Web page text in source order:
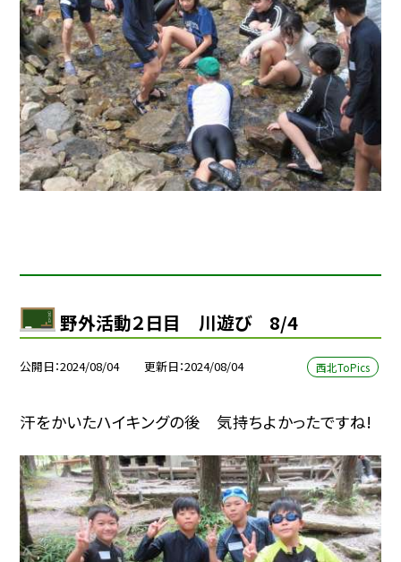
野外活動２日目 川遊び 8/4
公開日 2024/08/04 更新日 2024/08/04 西北ToPics
汗をかいたハイキングの後 気持ちよかったですね!